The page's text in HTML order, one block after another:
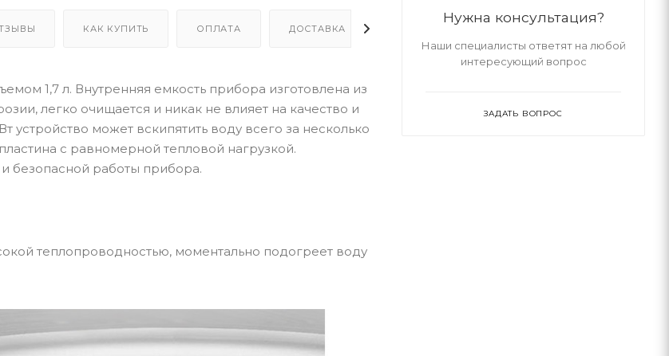
КАК КУПИТЬ ОПЛАТА ДОСТАВКА
1,7 л. Внутренняя емкость прибора изготовлена из
легко очищается и никак не влияет на качество и
может вскипятить воду всего за несколько
с равномерной тепловой нагрузкой.
безопасной работы прибора.
теплопроводностью, моментально подогреет воду
Нужна консультация?
Наши специалисты ответят на любой
интересующий вопрос
ЗАДАТЬ ВОПРОС